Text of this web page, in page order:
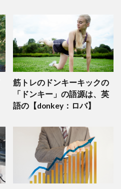
筋トレのドンキーキックの
「ドンキー」の語源は、英
語の【donkey：ロバ】